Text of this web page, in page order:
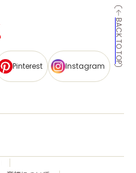
BACK TO TOP
Pinterest Instagram